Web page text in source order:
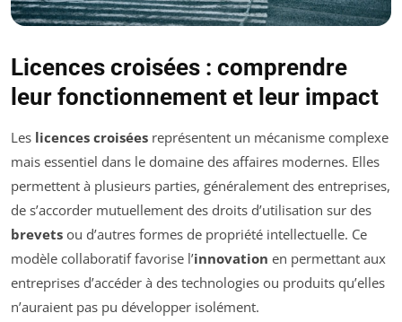
Licences croisées : comprendre
leur fonctionnement et leur impact
Les licences croisées représentent un mécanisme complexe
mais essentiel dans le domaine des affaires modernes. Elles
permettent à plusieurs parties, généralement des entreprises,
de s’accorder mutuellement des droits d’utilisation sur des
brevets ou d’autres formes de propriété intellectuelle. Ce
modèle collaboratif favorise l’innovation en permettant aux
entreprises d’accéder à des technologies ou produits qu’elles
n’auraient pas pu développer isolément.